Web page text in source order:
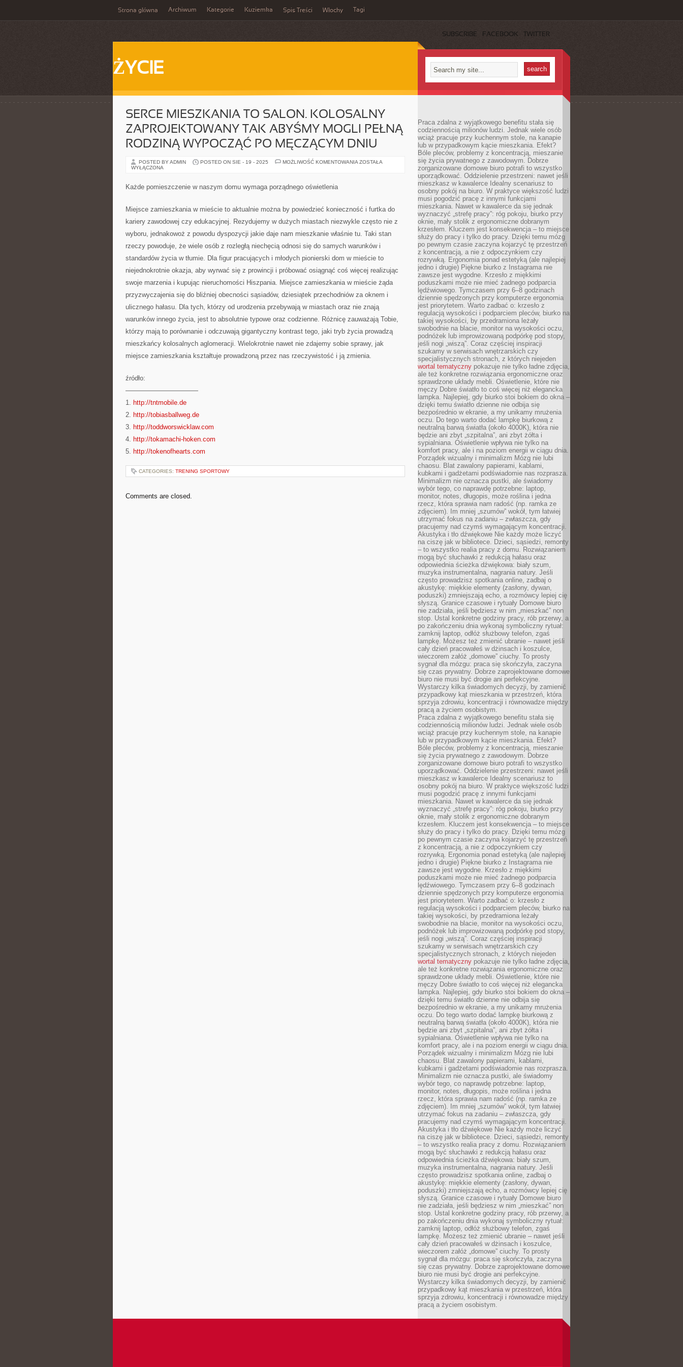
Strona główna Archiwum Kategorie Kuziemka Spis Treści Włochy Tagi
SUBSCRIBE FACEBOOK TWITTER
ŻYCIE
SERCE MIESZKANIA TO SALON. KOLOSALNY
ZAPROJEKTOWANY TAK ABYŚMY MOGLI PEŁNĄ
RODZINĄ WYPOCZĄĆ PO MĘCZĄCYM DNIU
POSTED BY ADMIN POSTED ON SIE - 19 - 2025 MOŻLIWOŚĆ KOMENTOWANIA SERCE
MOGLI
PEŁNĄ
WYPOCZĄĆ
MĘCZĄCYM
ZOSTAŁA
WYŁĄCZONA
Każde pomieszczenie w naszym domu wymaga porządnego oświetlenia
Miejsce zamieszkania w mieście to aktualnie można by powiedzieć konieczność i furtka do
kariery zawodowej czy edukacyjnej. Rezydujemy w dużych miastach niezwykle często nie z
wyboru, jednakowoż z powodu dyspozycji jakie daje nam mieszkanie właśnie tu. Taki stan
rzeczy powoduje, że wiele osób z rozległą niechęcią odnosi się do samych warunków i
standardów życia w tłumie. Dla figur pracujących i młodych pionierski dom w mieście to
niejednokrotnie okazja, aby wyrwać się z prowincji i próbować osiągnąć coś więcej realizując
swoje marzenia i kupując nieruchomości Hiszpania. Miejsce zamieszkania w mieście żąda
przyzwyczajenia się do bliźniej obecności sąsiadów, dziesiątek przechodniów za oknem i
ulicznego hałasu. Dla tych, którzy od urodzenia przebywają w miastach oraz nie znają
warunków innego życia, jest to absolutnie typowe oraz codzienne. Różnicę zauważają Tobie,
którzy mają to porównanie i odczuwają gigantyczny kontrast tego, jaki tryb życia prowadzą
mieszkańcy kolosalnych aglomeracji. Wielokrotnie nawet nie zdajemy sobie sprawy, jak
miejsce zamieszkania kształtuje prowadzoną przez nas rzeczywistość i ją zmienia.
źródło:
———————————
1. http://tntmobile.de
2. http://tobiasballweg.de
3. http://toddworswicklaw.com
4. http://tokamachi-hoken.com
5. http://tokenofhearts.com
CATEGORIES: TRENING SPORTOWY
Comments are closed.
Praca zdalna z wyjątkowego benefitu stała się
codziennością milionów ludzi. Jednak wiele osób
wciąż pracuje przy kuchennym stole, na kanapie
lub w przypadkowym kącie mieszkania. Efekt?
Bóle pleców, problemy z koncentracją, mieszanie
się życia prywatnego z zawodowym. Dobrze
zorganizowane domowe biuro potrafi to wszystko
uporządkować. Oddzielenie przestrzeni: nawet jeśli
mieszkasz w kawalerce Idealny scenariusz to
osobny pokój na biuro. W praktyce większość ludzi
musi pogodzić pracę z innymi funkcjami
mieszkania. Nawet w kawalerce da się jednak
wyznaczyć „strefę pracy”: róg pokoju, biurko przy
oknie, mały stolik z ergonomiczne dobranym
krzesłem. Kluczem jest konsekwencja – to miejsce
służy do pracy i tylko do pracy. Dzięki temu mózg
po pewnym czasie zaczyna kojarzyć tę przestrzeń
z koncentracją, a nie z odpoczynkiem czy
rozrywką. Ergonomia ponad estetyką (ale najlepiej
jedno i drugie) Piękne biurko z Instagrama nie
zawsze jest wygodne. Krzesło z miękkimi
poduszkami może nie mieć żadnego podparcia
lędźwiowego. Tymczasem przy 6–8 godzinach
dziennie spędzonych przy komputerze ergonomia
jest priorytetem. Warto zadbać o: krzesło z
regulacją wysokości i podparciem pleców, biurko na
takiej wysokości, by przedramiona leżały
swobodnie na blacie, monitor na wysokości oczu,
podnóżek lub improwizowaną podpórkę pod stopy,
jeśli nogi „wiszą”. Coraz częściej inspiracji
szukamy w serwisach wnętrzarskich czy
specjalistycznych stronach, z których niejeden
wortal tematyczny pokazuje nie tylko ładne zdjęcia,
ale też konkretne rozwiązania ergonomiczne oraz
sprawdzone układy mebli. Oświetlenie, które nie
męczy Dobre światło to coś więcej niż elegancka
lampka. Najlepiej, gdy biurko stoi bokiem do okna –
dzięki temu światło dzienne nie odbija się
bezpośrednio w ekranie, a my unikamy mrużenia
oczu. Do tego warto dodać lampkę biurkową z
neutralną barwą światła (około 4000K), która nie
będzie ani zbyt „szpitalna”, ani zbyt żółta i
sypialniana. Oświetlenie wpływa nie tylko na
komfort pracy, ale i na poziom energii w ciągu dnia.
Porządek wizualny i minimalizm Mózg nie lubi
chaosu. Blat zawalony papierami, kablami,
kubkami i gadżetami podświadomie nas rozprasza.
Minimalizm nie oznacza pustki, ale świadomy
wybór tego, co naprawdę potrzebne: laptop,
monitor, notes, długopis, może roślina i jedna
rzecz, która sprawia nam radość (np. ramka ze
zdjęciem). Im mniej „szumów” wokół, tym łatwiej
utrzymać fokus na zadaniu – zwłaszcza, gdy
pracujemy nad czymś wymagającym koncentracji.
Akustyka i tło dźwiękowe Nie każdy może liczyć
na ciszę jak w bibliotece. Dzieci, sąsiedzi, remonty
– to wszystko realia pracy z domu. Rozwiązaniem
mogą być słuchawki z redukcją hałasu oraz
odpowiednia ścieżka dźwiękowa: biały szum,
muzyka instrumentalna, nagrania natury. Jeśli
często prowadzisz spotkania online, zadbaj o
akustykę: miękkie elementy (zasłony, dywan,
poduszki) zmniejszają echo, a rozmówcy lepiej cię
słyszą. Granice czasowe i rytuały Domowe biuro
nie zadziała, jeśli będziesz w nim „mieszkać” non
stop. Ustal konkretne godziny pracy, rób przerwy, a
po zakończeniu dnia wykonaj symboliczny rytuał:
zamknij laptop, odłóż służbowy telefon, zgaś
lampkę. Możesz też zmienić ubranie – nawet jeśli
cały dzień pracowałeś w dżinsach i koszulce,
wieczorem załóż „domowe” ciuchy. To prosty
sygnał dla mózgu: praca się skończyła, zaczyna
się czas prywatny. Dobrze zaprojektowane domowe
biuro nie musi być drogie ani perfekcyjne.
Wystarczy kilka świadomych decyzji, by zamienić
przypadkowy kąt mieszkania w przestrzeń, która
sprzyja zdrowiu, koncentracji i równowadze między
pracą a życiem osobistym.
Praca zdalna z wyjątkowego benefitu stała się
codziennością milionów ludzi. Jednak wiele osób
wciąż pracuje przy kuchennym stole, na kanapie
lub w przypadkowym kącie mieszkania. Efekt?
Bóle pleców, problemy z koncentracją, mieszanie
się życia prywatnego z zawodowym. Dobrze
zorganizowane domowe biuro potrafi to wszystko
uporządkować. Oddzielenie przestrzeni: nawet jeśli
mieszkasz w kawalerce Idealny scenariusz to
osobny pokój na biuro. W praktyce większość ludzi
musi pogodzić pracę z innymi funkcjami
mieszkania. Nawet w kawalerce da się jednak
wyznaczyć „strefę pracy”: róg pokoju, biurko przy
oknie, mały stolik z ergonomiczne dobranym
krzesłem. Kluczem jest konsekwencja – to miejsce
służy do pracy i tylko do pracy. Dzięki temu mózg
po pewnym czasie zaczyna kojarzyć tę przestrzeń
z koncentracją, a nie z odpoczynkiem czy
rozrywką. Ergonomia ponad estetyką (ale najlepiej
jedno i drugie) Piękne biurko z Instagrama nie
zawsze jest wygodne. Krzesło z miękkimi
poduszkami może nie mieć żadnego podparcia
lędźwiowego. Tymczasem przy 6–8 godzinach
dziennie spędzonych przy komputerze ergonomia
jest priorytetem. Warto zadbać o: krzesło z
regulacją wysokości i podparciem pleców, biurko na
takiej wysokości, by przedramiona leżały
swobodnie na blacie, monitor na wysokości oczu,
podnóżek lub improwizowaną podpórkę pod stopy,
jeśli nogi „wiszą”. Coraz częściej inspiracji
szukamy w serwisach wnętrzarskich czy
specjalistycznych stronach, z których niejeden
wortal tematyczny pokazuje nie tylko ładne zdjęcia,
ale też konkretne rozwiązania ergonomiczne oraz
sprawdzone układy mebli. Oświetlenie, które nie
męczy Dobre światło to coś więcej niż elegancka
lampka. Najlepiej, gdy biurko stoi bokiem do okna –
dzięki temu światło dzienne nie odbija się
bezpośrednio w ekranie, a my unikamy mrużenia
oczu. Do tego warto dodać lampkę biurkową z
neutralną barwą światła (około 4000K), która nie
będzie ani zbyt „szpitalna”, ani zbyt żółta i
sypialniana. Oświetlenie wpływa nie tylko na
komfort pracy, ale i na poziom energii w ciągu dnia.
Porządek wizualny i minimalizm Mózg nie lubi
chaosu. Blat zawalony papierami, kablami,
kubkami i gadżetami podświadomie nas rozprasza.
Minimalizm nie oznacza pustki, ale świadomy
wybór tego, co naprawdę potrzebne: laptop,
monitor, notes, długopis, może roślina i jedna
rzecz, która sprawia nam radość (np. ramka ze
zdjęciem). Im mniej „szumów” wokół, tym łatwiej
utrzymać fokus na zadaniu – zwłaszcza, gdy
pracujemy nad czymś wymagającym koncentracji.
Akustyka i tło dźwiękowe Nie każdy może liczyć
na ciszę jak w bibliotece. Dzieci, sąsiedzi, remonty
– to wszystko realia pracy z domu. Rozwiązaniem
mogą być słuchawki z redukcją hałasu oraz
odpowiednia ścieżka dźwiękowa: biały szum,
muzyka instrumentalna, nagrania natury. Jeśli
często prowadzisz spotkania online, zadbaj o
akustykę: miękkie elementy (zasłony, dywan,
poduszki) zmniejszają echo, a rozmówcy lepiej cię
słyszą. Granice czasowe i rytuały Domowe biuro
nie zadziała, jeśli będziesz w nim „mieszkać” non
stop. Ustal konkretne godziny pracy, rób przerwy, a
po zakończeniu dnia wykonaj symboliczny rytuał:
zamknij laptop, odłóż służbowy telefon, zgaś
lampkę. Możesz też zmienić ubranie – nawet jeśli
cały dzień pracowałeś w dżinsach i koszulce,
wieczorem załóż „domowe” ciuchy. To prosty
sygnał dla mózgu: praca się skończyła, zaczyna
się czas prywatny. Dobrze zaprojektowane domowe
biuro nie musi być drogie ani perfekcyjne.
Wystarczy kilka świadomych decyzji, by zamienić
przypadkowy kąt mieszkania w przestrzeń, która
sprzyja zdrowiu, koncentracji i równowadze między
pracą a życiem osobistym.